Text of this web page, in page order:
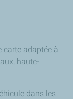
carte adaptée à
haute-
dans les